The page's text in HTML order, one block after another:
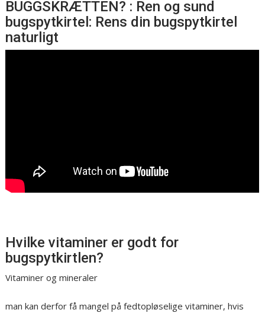
BUGGSKRÆTTEN? : Ren og sund
bugspytkirtel: Rens din bugspytkirtel
naturligt
Hvilke vitaminer er godt for
bugspytkirtlen?
Vitaminer og mineraler
man kan derfor få mangel på fedtopløselige vitaminer, hvis